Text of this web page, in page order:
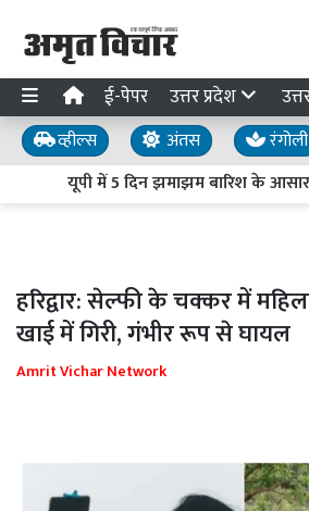
ई-पेपर उत्तर प्रदेश
व्हील्स अंतस रंगोली
यूपी में 5 दिन झमाझम बारिश के
हरिद्वार: सेल्फी के चक्कर में
खाई में गिरी, गंभीर रूप से घायल
Amrit Vichar Network